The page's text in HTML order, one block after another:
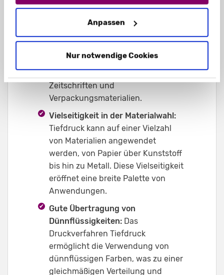
Anpassen
Nur notwendige Cookies
Hohe Geschwindigkeit bei
Massenproduktion:Der Tiefdruck
ermöglicht die schnelle Produktion
ihn effizient für die
Massenproduktion von Zeitungen,
Zeitschriften und
Verpackungsmaterialien.
Vielseitigkeit in der Materialwahl:
Tiefdruck kann auf einer Vielzahl
von Materialien angewendet
werden, von Papier über Kunststoff
bis hin zu Metall. Diese Vielseitigkeit
eröffnet eine breite Palette von
Anwendungen.
Gute Übertragung von
Dünnflüssigkeiten: Das
Druckverfahren Tiefdruck
ermöglicht die Verwendung von
dünnflüssigen Farben, was zu einer
gleichmäßigen Verteilung und